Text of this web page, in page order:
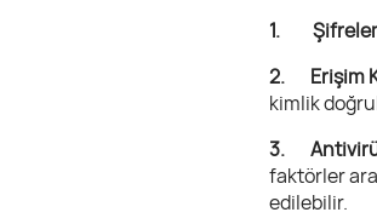
1.
2. Erişim
kimlik
3. Antivirüs
faktörler
edilebilir.